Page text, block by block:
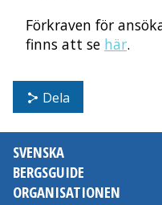
Förkraven för
finns att se här.
Dela
SVENSKA
BERGSGUIDE
ORGANISATIONEN